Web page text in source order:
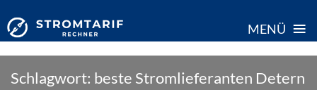
MENÜ ≡
Schlagwort: beste Stromlieferanten Detern